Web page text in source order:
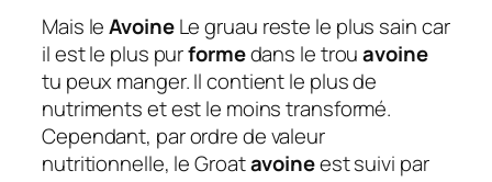
Mais leAvoineLe gruau reste le plus sain car
il est le plus purformedans le trouavoine
tu peux manger. Il contient le plus de
nutriments et est le moins transformé.
Cependant, par ordre de valeur
nutritionnelle, le Groatavoineest suivi par